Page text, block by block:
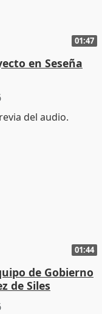
01:47
en Seseña
01:44
de Gobierno
de Siles